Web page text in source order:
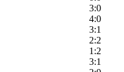
3:0
4:0
3:1
2:2
1:2
3:1